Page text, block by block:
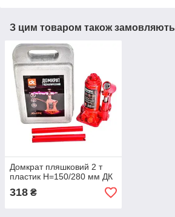
З цим товаром також замовляють
Домкрат пляшковий 2 т
пластик Н=150/280 мм ДК
318 ₴